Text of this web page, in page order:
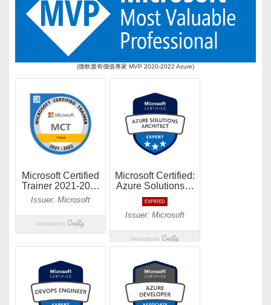
(微軟最有價值專家 MVP 2020-2022 Azure)